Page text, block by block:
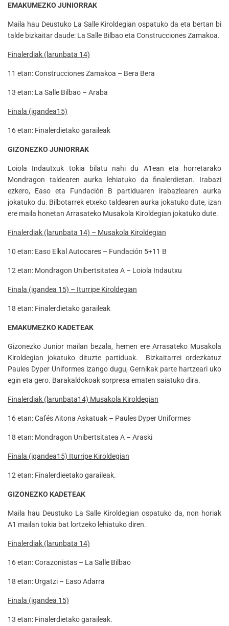
EMAKUMEZKO JUNIORRAK
Maila hau Deustuko La Salle Kiroldegian ospatuko da eta bertan bi
talde bizkaitar daude: La Salle Bilbao eta Construcciones Zamakoa.
Finalerdiak (larunbata 14)
11 etan: Construcciones Zamakoa – Bera Bera
13 etan: La Salle Bilbao – Araba
Finala (igandea15)
16 etan: Finalerdietako garaileak
GIZONEZKO JUNIORRAK
Loiola Indautxuk tokia bilatu nahi du A1ean eta horretarako
Mondragon taldearen aurka lehiatuko da finalerdietan. Irabazi
ezkero, Easo eta Fundación B partiduaren irabazlearen aurka
jokatuko du. Bilbotarrek etxeko taldearen aurka jokatuko dute, izan
ere maila honetan Arrasateko Musakola Kiroldegian jokatuko dute.
Finalerdiak (larunbata 14) – Musakola Kiroldegian
10 etan: Easo Elkal Autocares – Fundación 5+11 B
12 etan: Mondragon Unibertsitatea A – Loiola Indautxu
Finala (igandea 15) – Iturripe Kiroldegian
18 etan: Finalerdietako garaileak
EMAKUMEZKO KADETEAK
Gizonezko Junior mailan bezala, hemen ere Arrasateko Musakola
Kiroldegian jokatuko dituzte partiduak. Bizkaitarrei ordezkatuz
Paules Dyper Uniformes izango dugu, Gernikak parte hartzeari uko
egin eta gero. Barakaldokoak sorpresa ematen saiatuko dira.
Finalerdiak (larunbata14) Musakola Kiroldegian
16 etan: Cafés Aitona Askatuak – Paules Dyper Uniformes
18 etan: Mondragon Unibertsitatea A – Araski
Finala (igandea15) Iturripe Kiroldegian
12 etan: Finalerdieetako garaileak.
GIZONEZKO KADETEAK
Maila hau Deustuko La Salle Kiroldegian ospatuko da, non horiak
A1 mailan tokia bat lortzeko lehiatuko diren.
Finalerdiak (larunbata 14)
16 etan: Corazonistas – La Salle Bilbao
18 etan: Urgatzi – Easo Adarra
Finala (igandea 15)
13 etan: Finalerdietako garaileak.